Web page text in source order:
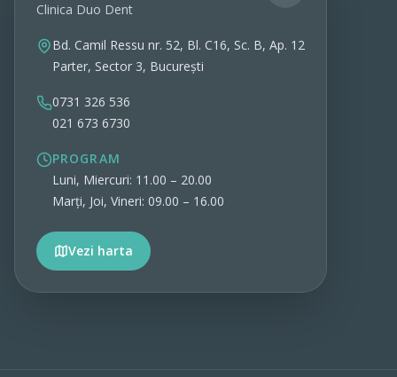
Clinica Duo Dent
Bd. Camil Ressu nr. 52, Bl. C16, Sc. B, Ap. 12
Parter, Sector 3, București
0731 326 536
021 673 6730
PROGRAM
Luni, Miercuri: 11.00 – 20.00
Marți, Joi, Vineri: 09.00 – 16.00
Vezi harta